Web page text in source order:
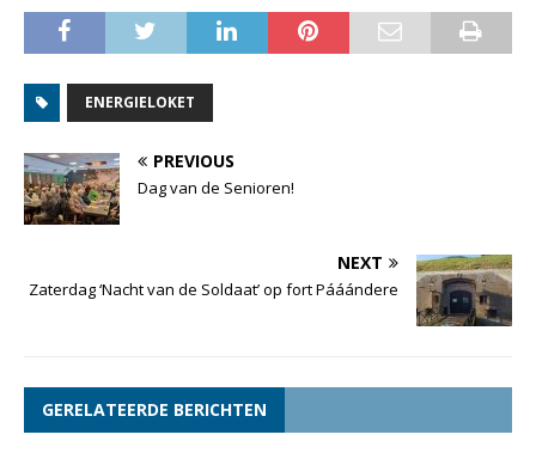
ENERGIELOKET
PREVIOUS
Dag van de Senioren!
NEXT
Zaterdag ‘Nacht van de Soldaat’ op fort Pááándere
GERELATEERDE BERICHTEN